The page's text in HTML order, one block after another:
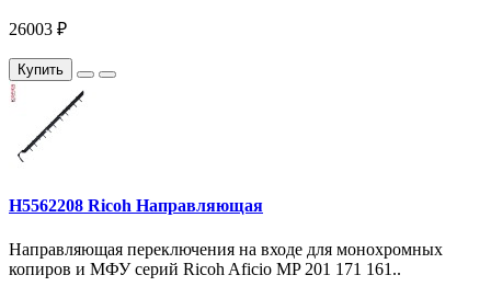
26003 ₽
Купить
H5562208 Ricoh Направляющая
Направляющая переключения на входе для монохромных
копиров и МФУ серий Ricoh Aficio MP 201 171 161..